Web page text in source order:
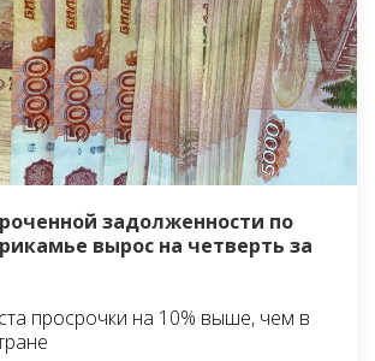
задолженности по
вырос на четверть за
просрочки на 10% выше, чем в